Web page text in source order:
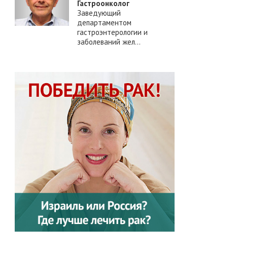
Гастроонколог
Заведующий
департаментом
гастроэнтерологии и
заболеваний жел...